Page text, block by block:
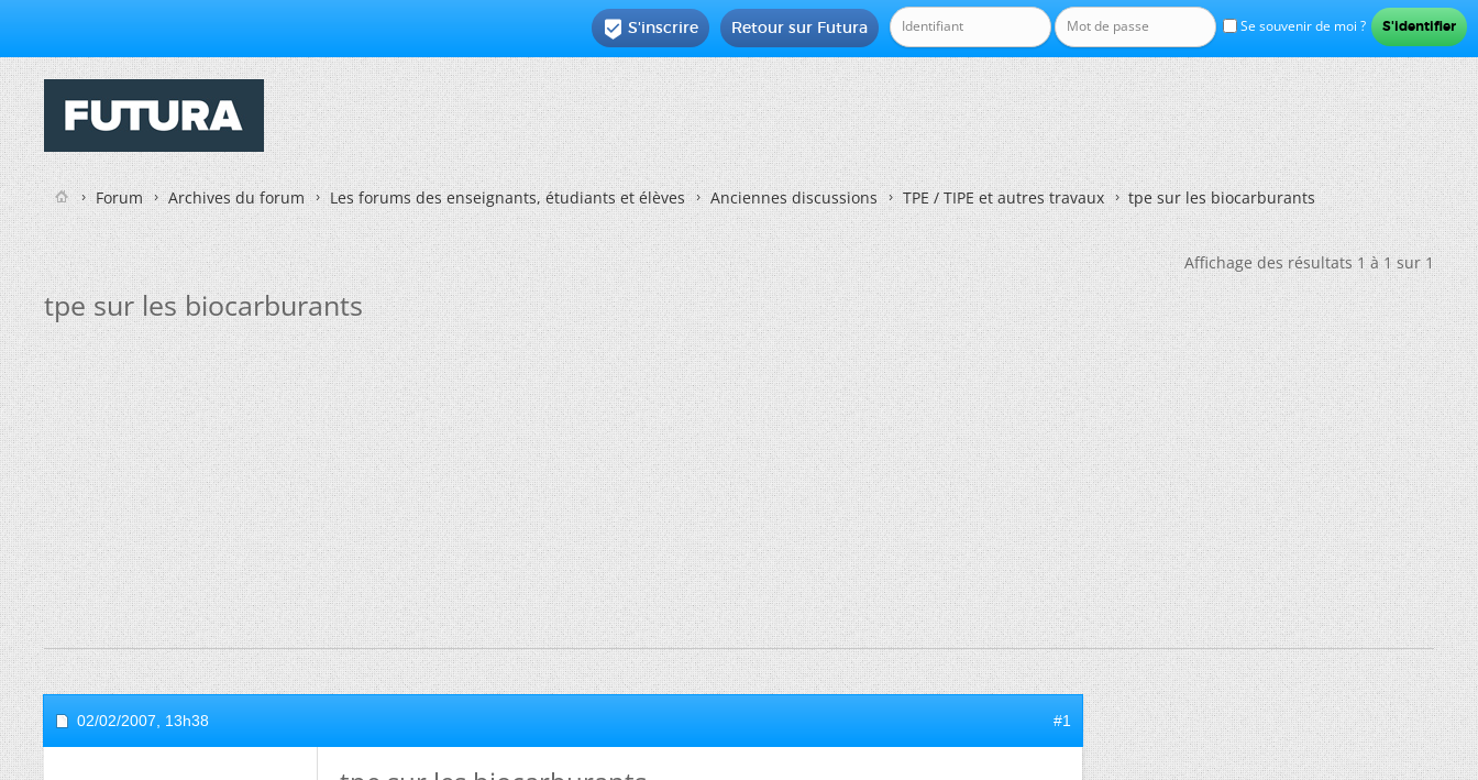
Se souvenir de moi ?
Retour sur Futura
 S'inscrire
Forum Archives du forum Les forums des enseignants, étudiants et élèves Anciennes discussions TPE / TIPE et autres travaux tpe sur les biocarburants
Affichage des résultats 1 à 1 sur 1
tpe sur les biocarburants
02/02/2007, 13h38 #1